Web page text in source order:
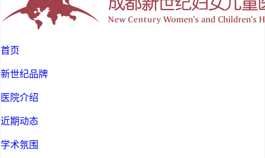
首页
新世纪品牌
医院介绍
近期动态
学术氛围